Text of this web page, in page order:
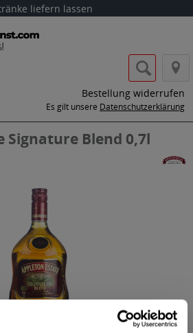
liefern lassen
Bestellung widerrufen
Es gilt unsere Datenschutzerklärung
Signature Blend 0,7l